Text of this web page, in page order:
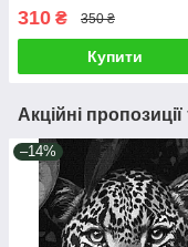
©victoria_art___Ідейка
КНО3275
310 ₴ 350 ₴
Купити
Акційні
–14%